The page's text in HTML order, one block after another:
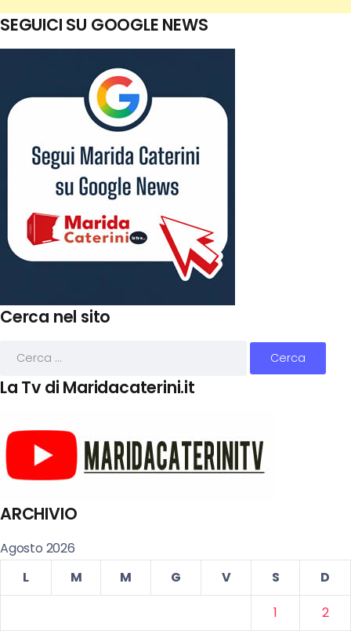
SEGUICI SU GOOGLE NEWS
Cerca nel sito
La Tv di Maridacaterini.it
ARCHIVIO
Agosto 2026
L
M M G V S
D
1
2